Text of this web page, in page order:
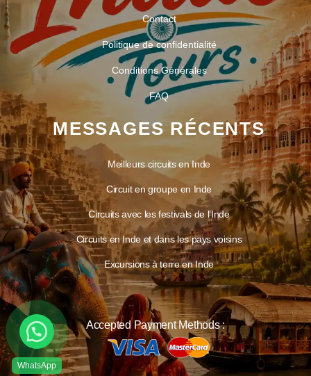
Contact
Politique de confidentialité
Conditions Générales
FAQ
MESSAGES RÉCENTS
Meilleurs circuits en Inde
Circuit en groupe en Inde
Circuits avec les festivals de l’Inde
Circuits en Inde et dans les pays voisins
Excursions à terre en Inde
Accepted Payment Methods :